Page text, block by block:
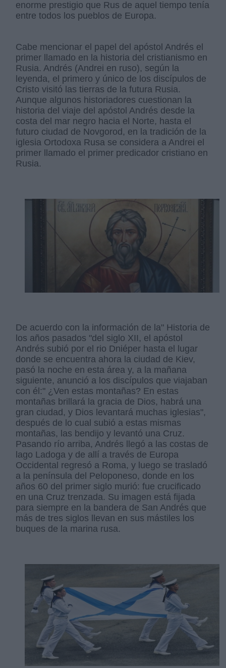
enorme prestigio que Rus de aquel tiempo tenía
entre todos los pueblos de Europa.
Сabe mencionar el papel del apóstol Andrés el
primer llamado en la historia del cristianismo en
Rusia. Andrés (Andrei en ruso), según la
leyenda, el primero y único de los discípulos de
Cristo visitó las tierras de la futura Rusia.
Aunque algunos historiadores cuestionan la
historia del viaje del apóstol Andrés desde la
costa del mar negro hacia el Norte, hasta el
futuro ciudad de Novgorod, en la tradición de la
iglesia Ortodoxa Rusa se considera a Andrei el
primer llamado el primer predicador cristiano en
Rusia.
De acuerdo con la información de la" Historia de
los años pasados "del siglo XII, el apóstol
Andrés subió por el rio Dniéper hasta el lugar
donde se encuentra ahora la ciudad de Kiev,
pasó la noche en esta área y, a la mañana
siguiente, anunció a los discípulos que viajaban
con él:" ¿Ven estas montañas? En estas
montañas brillará la gracia de Dios, habrá una
gran ciudad, y Dios levantará muchas iglesias",
después de lo cual subió a estas mismas
montañas, las bendijo y levantó una Cruz.
Pasando río arriba, Andrés llegó a las costas de
lago Ladoga y de allí a través de Europa
Occidental regresó a Roma, y luego se trasladó
a la península del Peloponeso, donde en los
años 60 del primer siglo murió: fue crucificado
en una Cruz trenzada. Su imagen está fijada
para siempre en la bandera de San Andrés que
más de tres siglos llevan en sus mástiles los
buques de la marina rusa.